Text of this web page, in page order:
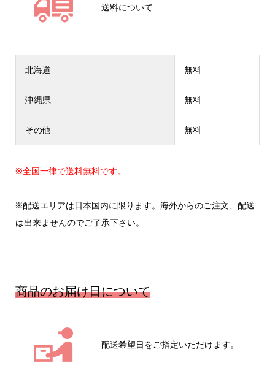
送料について
北海道 無料
沖縄県 無料
その他 無料
※全国一律で送料無料です。
※配送エリアは日本国内に限ります。海外からのご注文、配送
は出来ませんのでご了承下さい。
商品のお届け日について
配送希望日をご指定いただけます。